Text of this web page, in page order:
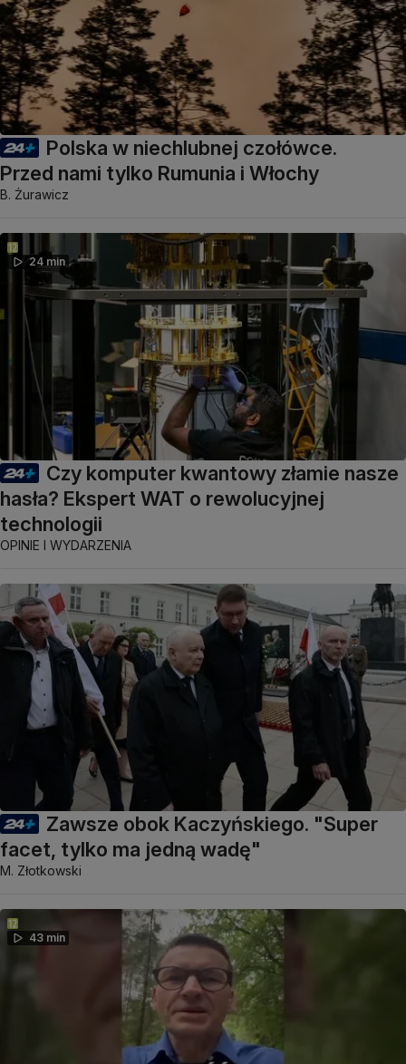
Polska w niechlubnej czołówce.
Przed nami tylko Rumunia i Włochy
B. Żurawicz
24 min
Czy komputer kwantowy złamie nasze
hasła? Ekspert WAT o rewolucyjnej
technologii
OPINIE I WYDARZENIA
Zawsze obok Kaczyńskiego. "Super
facet, tylko ma jedną wadę"
M. Złotkowski
43 min